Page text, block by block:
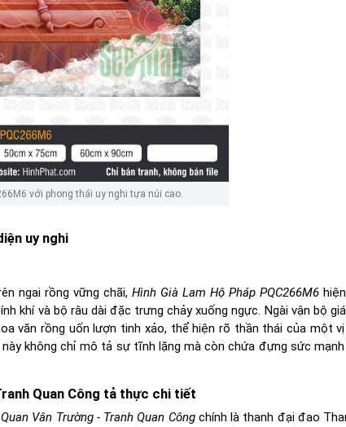
với phong thái uy nghi tựa núi cao.
uy nghi
ngai rồng vững chãi, Hình Già Lam Hộ Pháp PQC266M6hiện
khí và bộ râu dài đặc trưng chảy xuống ngực. Ngài vận bộ
văn rồng uốn lượn tinh xảo, thể hiện rõ thần thái của một vị
không chỉ mô tả sự tĩnh lặng mà còn chứa đựng sức
Quan Công tả thực chi tiết
Vân Trường - Tranh Quan Côngchính là thanh đại đao